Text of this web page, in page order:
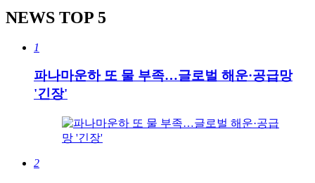
NEWS TOP 5
1
파나마운하 또 물 부족…글로벌 해운·공급망
'긴장'
2